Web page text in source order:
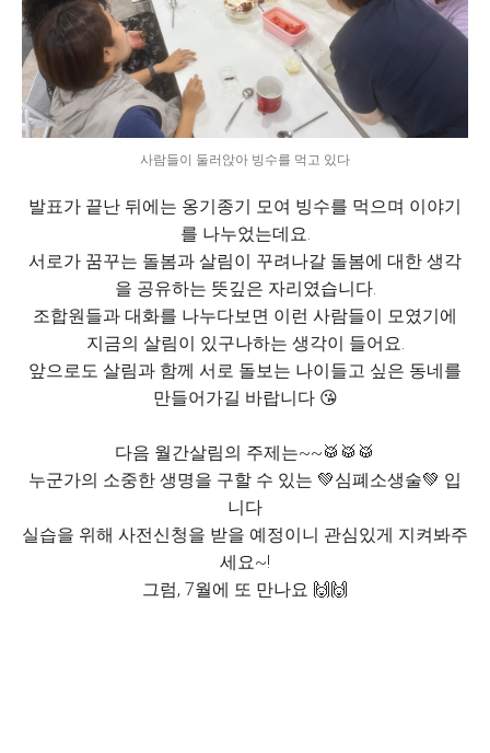
사람들이 둘러앉아 빙수를 먹고 있다
발표가 끝난 뒤에는 옹기종기 모여 빙수를 먹으며 이야기
를 나누었는데요.
서로가 꿈꾸는 돌봄과 살림이 꾸려나갈 돌봄에 대한 생각
을 공유하는 뜻깊은 자리였습니다.
조합원들과 대화를 나누다보면 이런 사람들이 모였기에
지금의 살림이 있구나하는 생각이 들어요.
앞으로도 살림과 함께 서로 돌보는 나이들고 싶은 동네를
만들어가길 바랍니다 😘
다음 월간살림의 주제는~~🥁🥁🥁
누군가의 소중한 생명을 구할 수 있는 💚심폐소생술💚 입
니다
실습을 위해 사전신청을 받을 예정이니 관심있게 지켜봐주
세요~!
그럼, 7월에 또 만나요 🙌🙌